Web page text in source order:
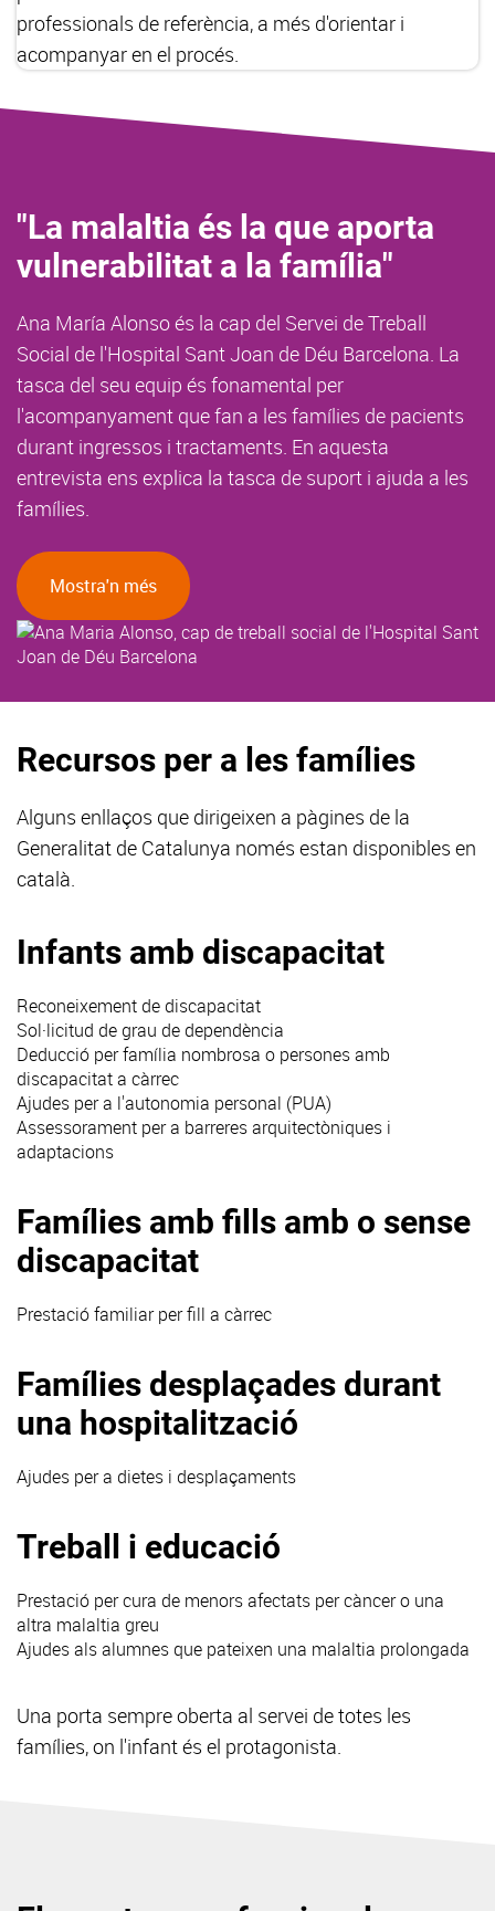
professionals de referència, a més d'orientar i
acompanyar en el procés.
"La malaltia és la que aporta
vulnerabilitat a la família"
Ana María Alonso és la cap del Servei de Treball
Social de l'Hospital Sant Joan de Déu Barcelona. La
tasca del seu equip és fonamental per
l'acompanyament que fan a les famílies de pacients
durant ingressos i tractaments. En aquesta
entrevista ens explica la tasca de suport i ajuda a les
famílies.
Mostra'n més
Recursos per a les famílies
Alguns enllaços que dirigeixen a pàgines de la
Generalitat de Catalunya només estan disponibles en
català.
Infants amb discapacitat
Reconeixement de discapacitat
Sol·licitud de grau de dependència
Deducció per família nombrosa o persones amb
discapacitat a càrrec
Ajudes per a l'autonomia personal (PUA)
Assessorament per a barreres arquitectòniques i
adaptacions
Famílies amb fills amb o sense
discapacitat
Prestació familiar per fill a càrrec
Famílies desplaçades durant
una hospitalització
Ajudes per a dietes i desplaçaments
Treball i educació
Prestació per cura de menors afectats per càncer o una
altra malaltia greu
Ajudes als alumnes que pateixen una malaltia prolongada
Una porta sempre oberta al servei de totes les
famílies, on l'infant és el protagonista.